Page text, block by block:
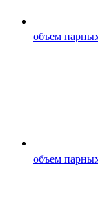
объем
объем